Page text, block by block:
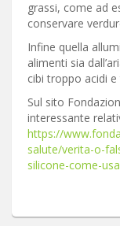
grassi, come ad
conservare
Infine quella
alimenti sia
cibi troppo acidi
Sul sito
interessante
https://
salute/verita-o-
silicone-come-